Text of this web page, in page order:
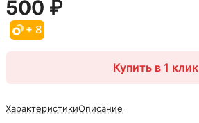
500 ₽
+ 8
Купить в 1 клик
ХарактеристикиОписание